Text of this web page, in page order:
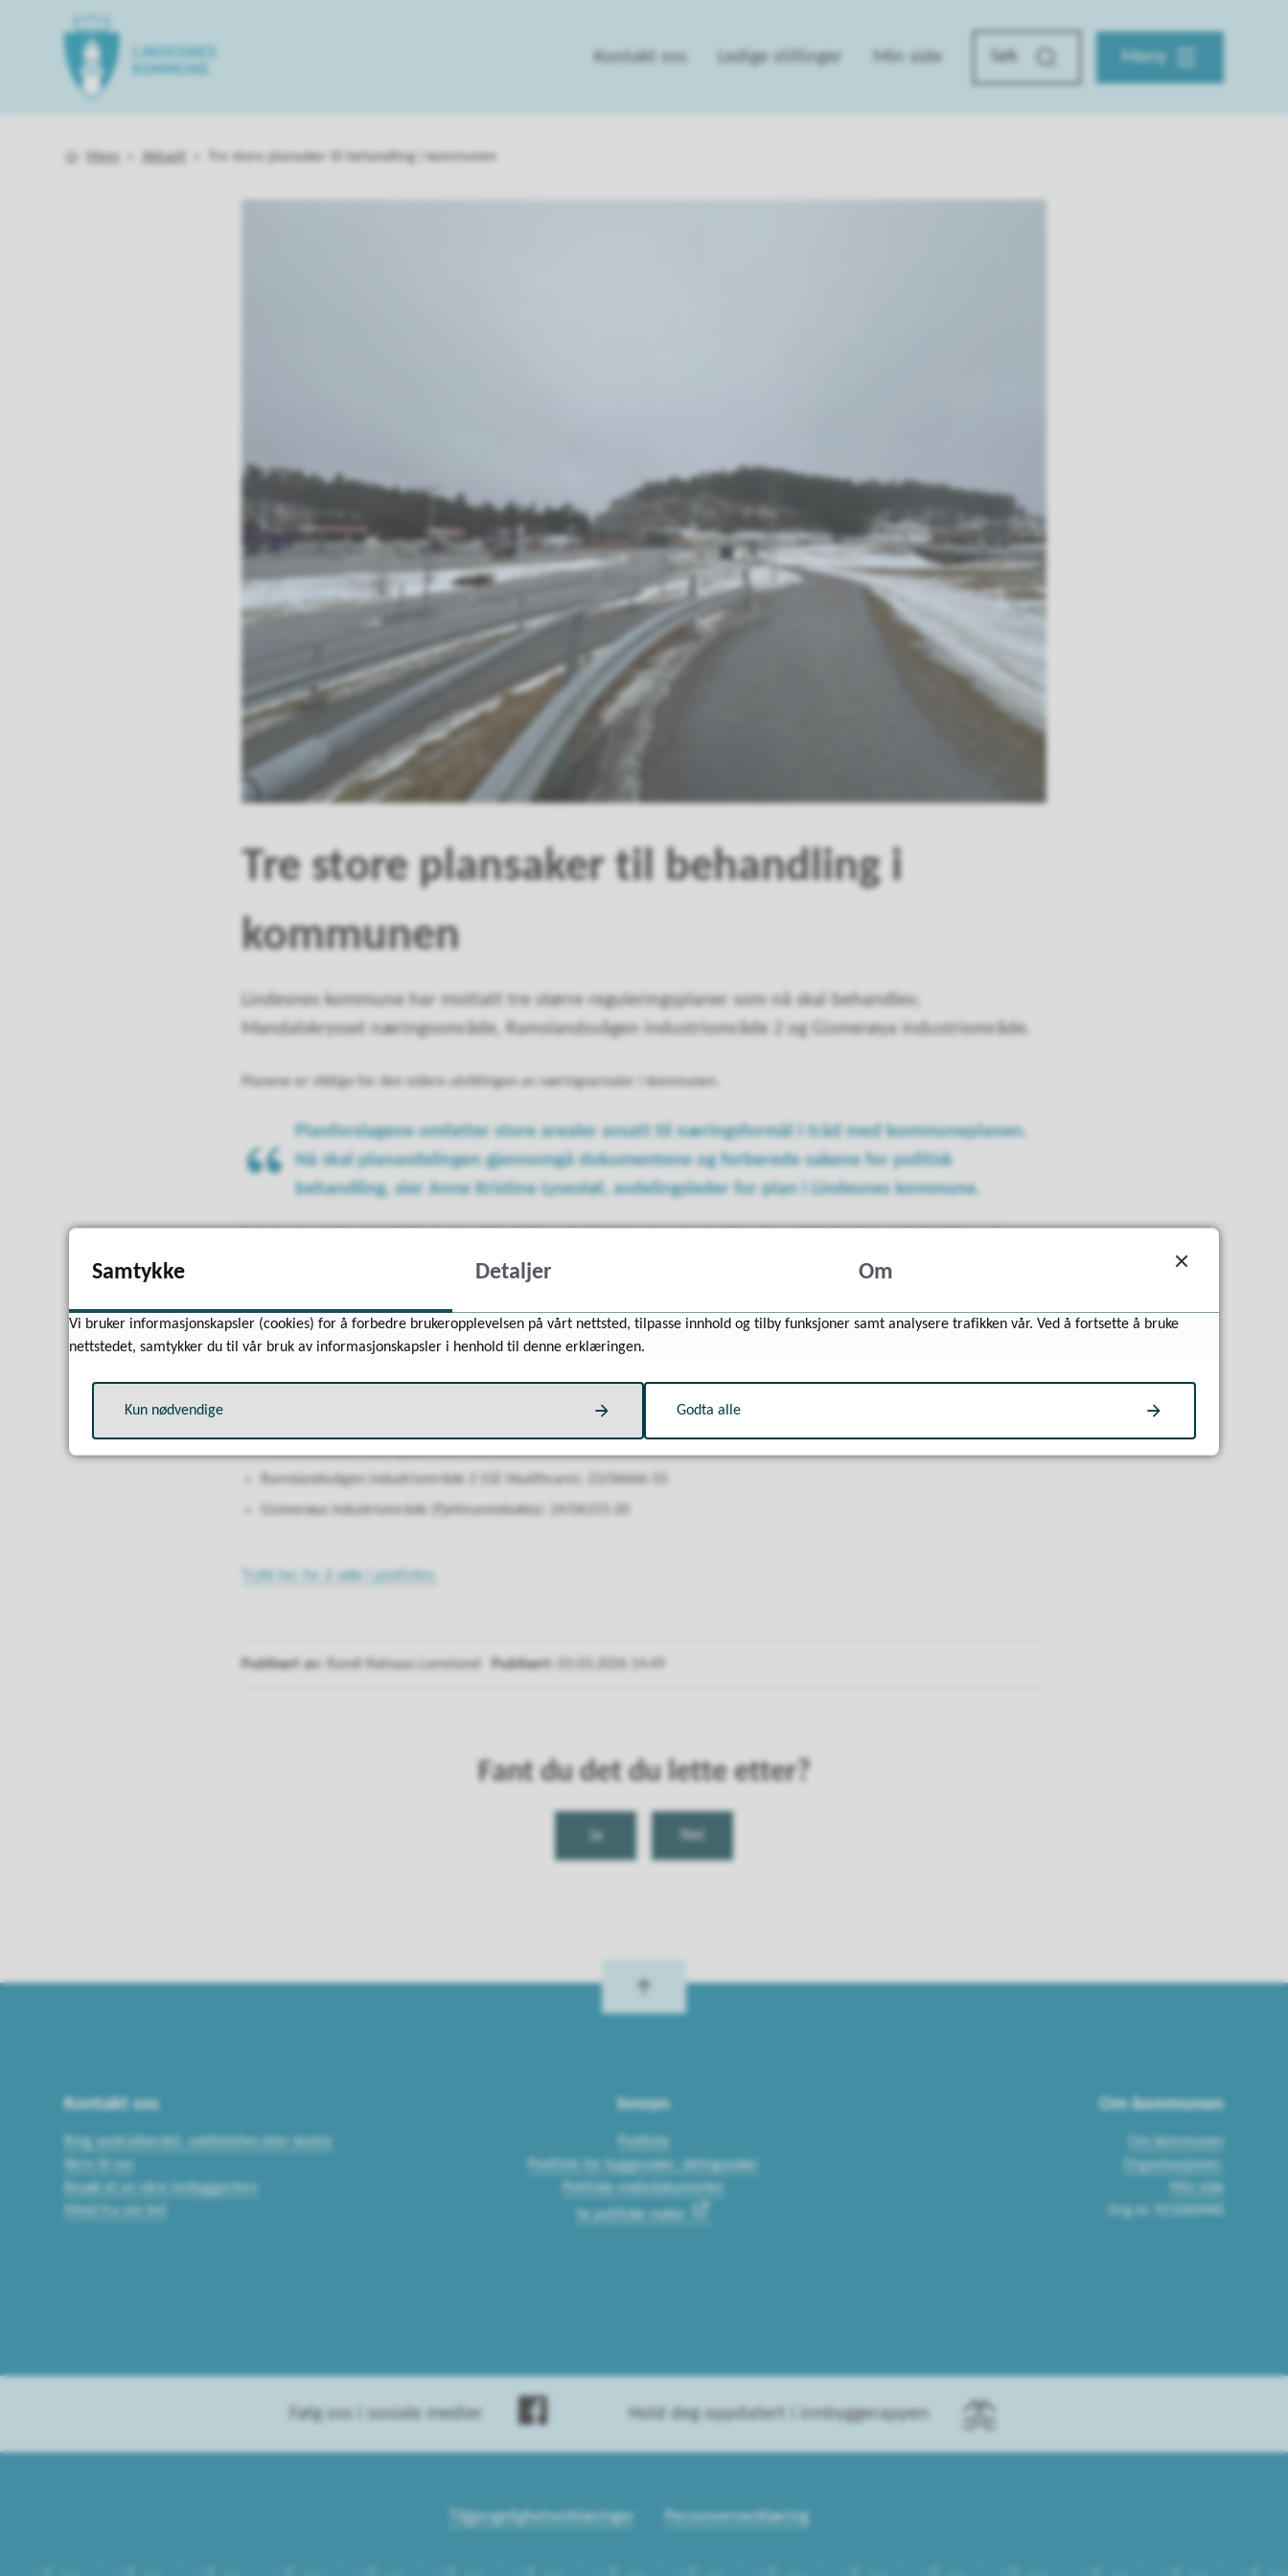
Kontakt oss Ledige stillinger Min side Meny
Du er her:
Hjem Aktuelt Tre store plansaker til behandling i kommunen
Tre store plansaker til behandling i
kommunen
Lindesnes kommune har mottatt tre større reguleringsplaner som nå skal behandles;
Mandalskrysset næringsområde, Ramslandsvågen industriområde 2 og Gismerøya industriområde.
Planene er viktige for den videre utviklingen av næringsarealer i kommunen.
Planforslagene omfatter store arealer avsatt til næringsformål i tråd med kommuneplanen.
Nå skal planavdelingen gjennomgå dokumentene og forberede sakene for politisk
behandling, sier Anne Kristine Lysestøl, avdelingsleder for plan i Lindesnes kommune.
Vil du vite mer?
Du kan finne alle offentlige dokumenter i sakene via kommunens postliste, som oppdateres fortløpende. Søk på følgende
Ramslandsvågen industriområde 2 (GE Healthcare): 23/06666-33
Gismerøya industriområde (Fjellmannsbukta): 24/06315-20
Trykk her for å søke i postlisten.
Publisert av Randi Røinaas Lomeland Publisert
Fant du det du lette etter?
Ja Nei
Kontakt oss
Ring sentralbordet, vakttelefon eller kontor
Skriv til oss
Besøk et av våre innbyggertorv
Meld fra om feil
Innsyn
Postliste
Postliste for byggesaker, delingssaker
Politiske møtedokumenter
Se politiske møter
Om kommunen
Om kommunen
Organisasjonen
Min side
Org.nr. 921060440
Følg oss i sosiale medier Hold deg oppdatert i innbyggerappen
Tilgjengelighetserklæringer Personvernerklæring
Samtykke Detaljer Om
Vi bruker informasjonskapsler (cookies) for å forbedre brukeropplevelsen på vårt nettsted, tilpasse innhold og tilby funksjoner samt analysere trafikken vår. Ved å fortsette å bruke
nettstedet, samtykker du til vår bruk av informasjonskapsler i henhold til denne erklæringen.
Kun nødvendige Godta alle